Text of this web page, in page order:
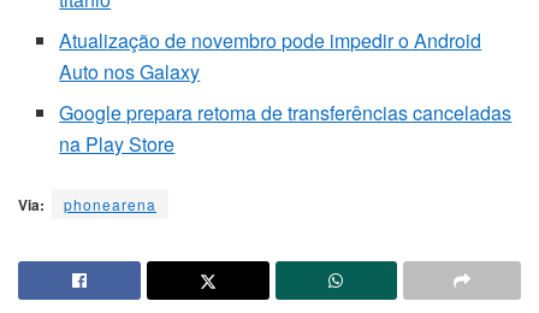
Atualização de novembro pode impedir o Android
Auto nos Galaxy
Google prepara retoma de transferências canceladas
na Play Store
Via: phonearena